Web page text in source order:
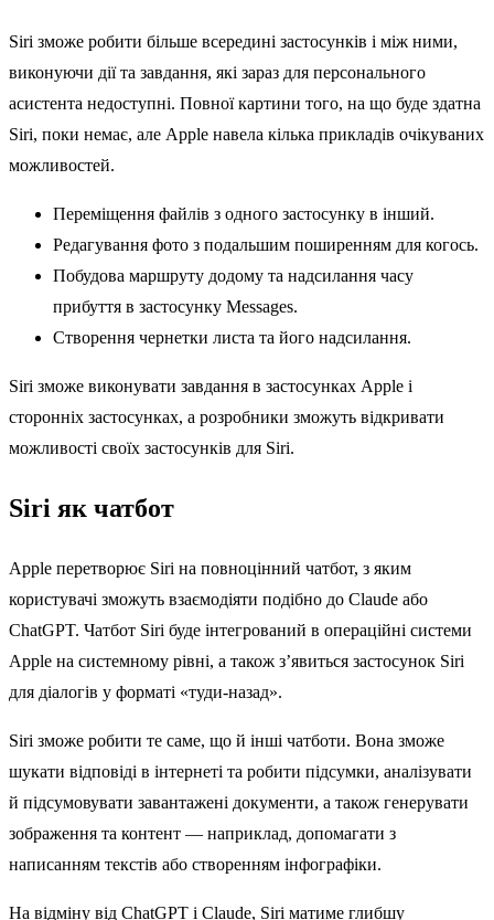
Siri зможе робити більше всередині застосунків і між ними,
виконуючи дії та завдання, які зараз для персонального
асистента недоступні. Повної картини того, на що буде здатна
Siri, поки немає, але Apple навела кілька прикладів очікуваних
можливостей.
Переміщення файлів з одного застосунку в інший.
Редагування фото з подальшим поширенням для когось.
Побудова маршруту додому та надсилання часу
прибуття в застосунку Messages.
Створення чернетки листа та його надсилання.
Siri зможе виконувати завдання в застосунках Apple і
сторонніх застосунках, а розробники зможуть відкривати
можливості своїх застосунків для Siri.
Siri як чатбот
Apple перетворює Siri на повноцінний чатбот, з яким
користувачі зможуть взаємодіяти подібно до Claude або
ChatGPT. Чатбот Siri буде інтегрований в операційні системи
Apple на системному рівні, а також з’явиться застосунок Siri
для діалогів у форматі «туди-назад».
Siri зможе робити те саме, що й інші чатботи. Вона зможе
шукати відповіді в інтернеті та робити підсумки, аналізувати
й підсумовувати завантажені документи, а також генерувати
зображення та контент — наприклад, допомагати з
написанням текстів або створенням інфографіки.
На відміну від ChatGPT і Claude, Siri матиме глибшу